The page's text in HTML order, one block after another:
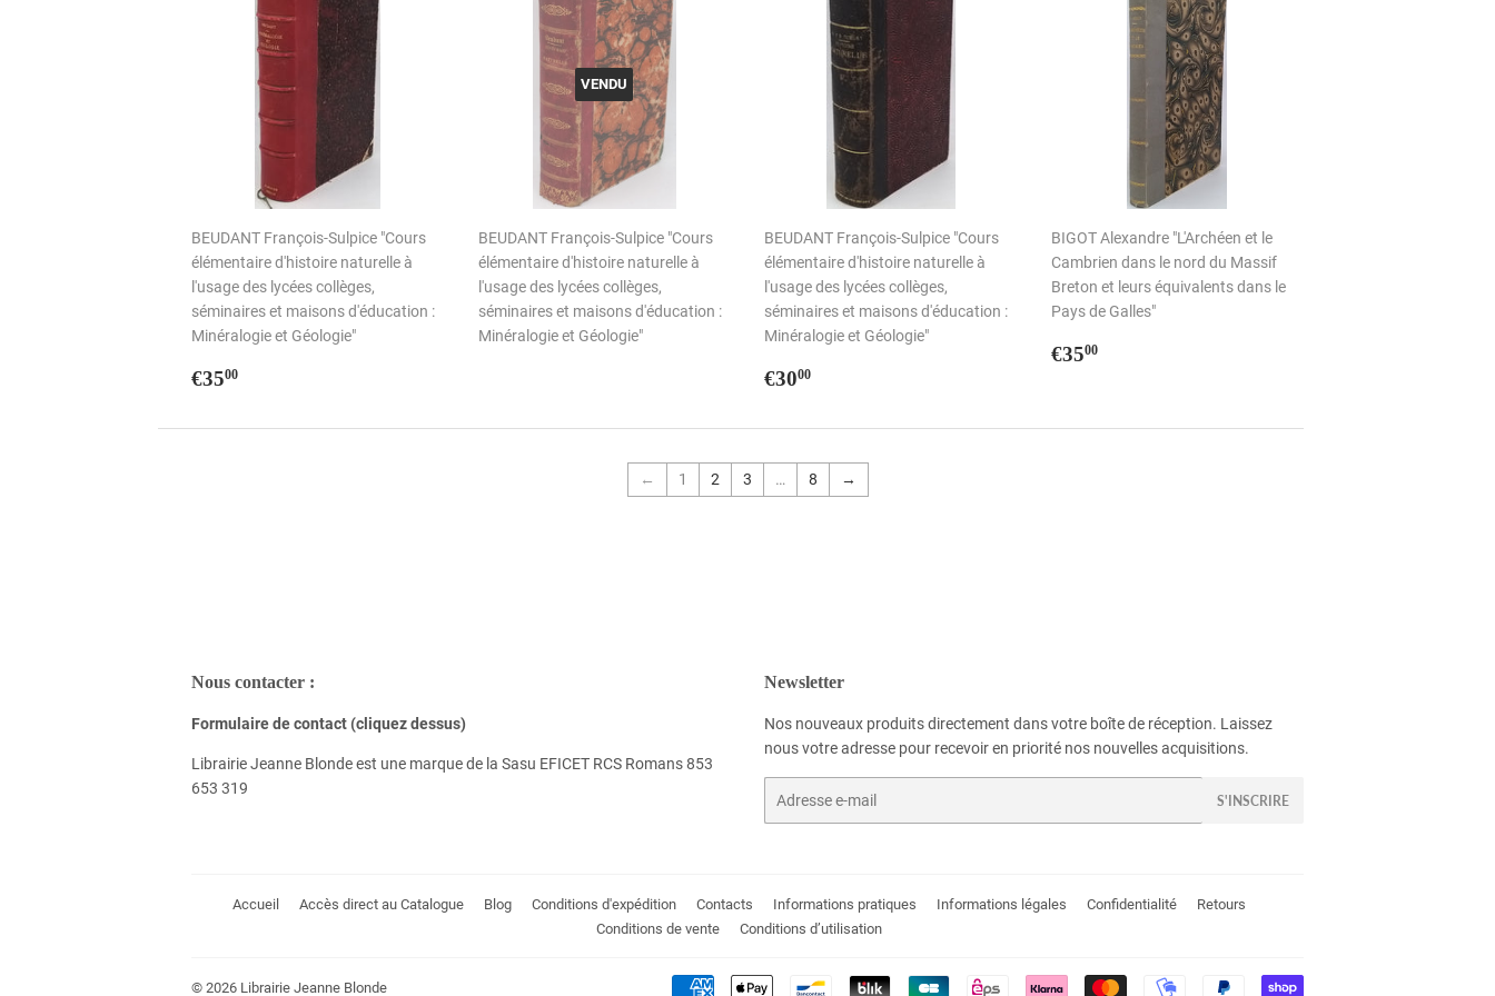
BEUDANT François-Sulpice "Cours
élémentaire d'histoire naturelle à
l'usage des lycées collèges,
séminaires et maisons d'éducation :
Minéralogie et Géologie"
Prix
€3500
VENDU
BEUDANT François-Sulpice "Cours
élémentaire d'histoire naturelle à
l'usage des lycées collèges,
séminaires et maisons d'éducation :
Minéralogie et Géologie"
BEUDANT François-Sulpice "Cours
élémentaire d'histoire naturelle à
l'usage des lycées collèges,
séminaires et maisons d'éducation :
Minéralogie et Géologie"
Prix
€3000
BIGOT Alexandre "L'Archéen et le
Cambrien dans le nord du Massif
Breton et leurs équivalents dans le
Pays de Galles"
Prix
€3500€35,00
← 1 2 3 … 8 →
Nous contacter :
Formulaire de contact (cliquez dessus)
Librairie Jeanne Blonde est une marque de la Sasu EFICET RCS Romans 853
653 319
Newsletter
Nos nouveaux produits directement dans votre boîte de réception. Laissez
nous votre adresse pour recevoir en priorité nos nouvelles acquisitions.
S'INSCRIRE
Accueil Accès direct au Catalogue Blog Conditions d'expédition Contacts Informations pratiques Informations légales Confidentialité
Retours
Conditions de vente
Conditions d’utilisation
© 2026 Librairie Jeanne Blonde